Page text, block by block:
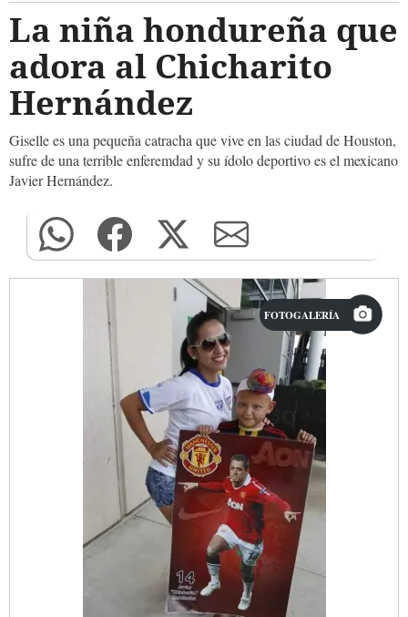
La niña hondureña que
adora al Chicharito
Hernández
Giselle es una pequeña catracha que vive en las ciudad de Houston,
sufre de una terrible enferemdad y su ídolo deportivo es el mexicano
Javier Hernández.
FOTOGALERÍA